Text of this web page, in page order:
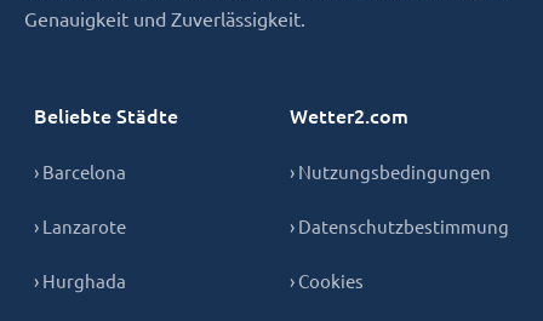
Genauigkeit und Zuverlässigkeit.
Beliebte Städte
› Barcelona
› Lanzarote
› Hurghada
Wetter2.com
› Nutzungsbedingungen
› Datenschutzbestimmung
› Cookies